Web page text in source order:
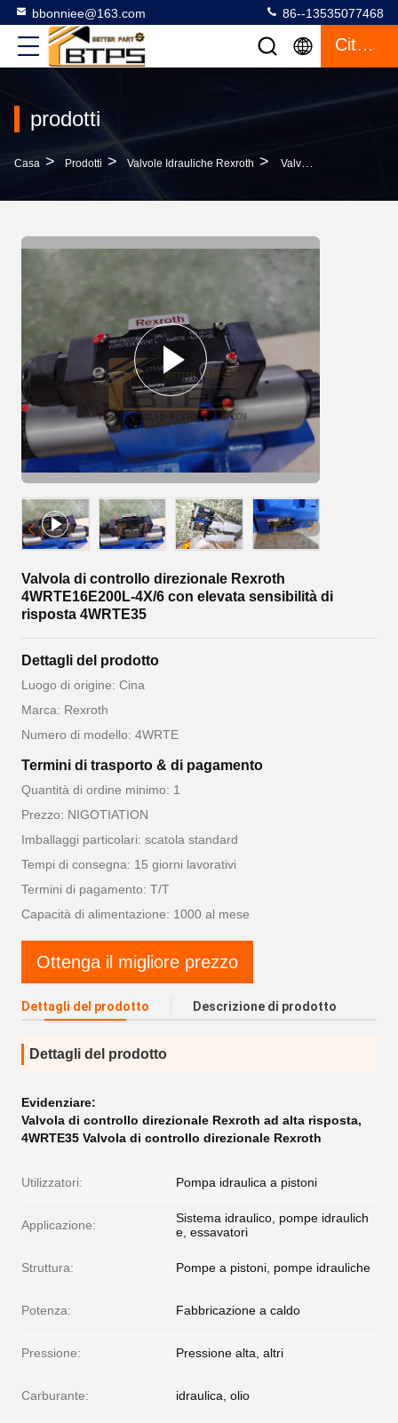
bbonniee@163.com 86--13535077468
Citazione
prodotti
Casa > Prodotti > Valvole Idrauliche Rexroth > Valvola Di Controllo Direzionale Rexroth 4WRTE16E200L-4X/6 Con Elevata Sensibilità Di Risposta 4WRTE35
Valvola di controllo direzionale Rexroth
4WRTE16E200L-4X/6 con elevata sensibilità di
risposta 4WRTE35
Dettagli del prodotto
Luogo di origine: Cina
Marca: Rexroth
Numero di modello: 4WRTE
Termini di trasporto & di pagamento
Quantità di ordine minimo: 1
Prezzo: NIGOTIATION
Imballaggi particolari: scatola standard
Tempi di consegna: 15 giorni lavorativi
Termini di pagamento: T/T
Capacità di alimentazione: 1000 al mese
Ottenga il migliore prezzo
Dettagli del prodotto Descrizione di prodotto
Dettagli del prodotto
Evidenziare:
Valvola di controllo direzionale Rexroth ad alta risposta,
4WRTE35 Valvola di controllo direzionale Rexroth
Utilizzatori: Pompa idraulica a pistoni
Applicazione:
Sistema idraulico, pompe idraulich
e, essavatori
Struttura: Pompe a pistoni, pompe idrauliche
Potenza: Fabbricazione a caldo
Pressione: Pressione alta, altri
Carburante: idraulica, olio